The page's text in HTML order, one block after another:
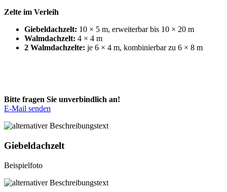
Zelte im Verleih
Giebeldachzelt: 10 × 5 m, erweiterbar bis 10 × 20 m
Walmdachzelt: 4 × 4 m
2 Walmdachzelte: je 6 × 4 m, kombinierbar zu 6 × 8 m
Bitte fragen Sie unverbindlich an!
E-Mail senden
Giebeldachzelt
Beispielfoto